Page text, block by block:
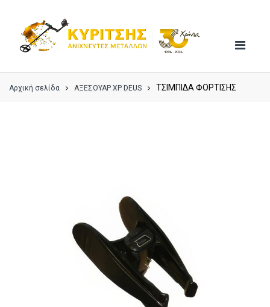
navigation
content
Αρχική σελίδα ΑΞΕΣΟΥΑΡ XP DEUS ΤΣΙΜΠΙΔΑ ΦΟΡΤΙΣΗΣ